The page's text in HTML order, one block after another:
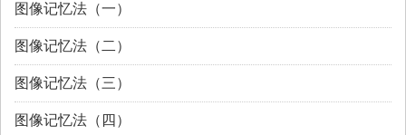
图像记忆法（一）
图像记忆法（二）
图像记忆法（三）
图像记忆法（四）